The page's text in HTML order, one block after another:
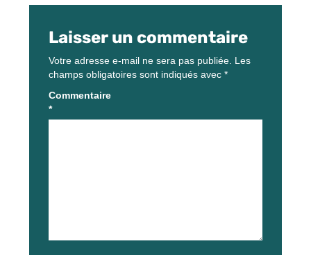
Laisser un commentaire
Votre adresse e-mail ne sera pas publiée. Les
champs obligatoires sont indiqués avec *
Commentaire
*